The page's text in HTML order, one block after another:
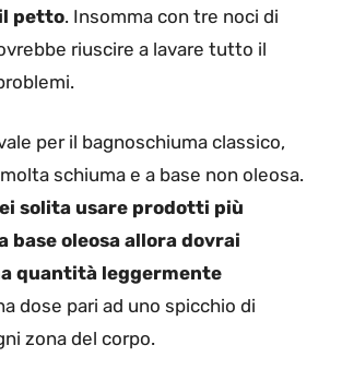
petto. Insomma con tre noci di
riuscire a lavare tutto il
per il bagnoschiuma classico,
schiuma e a base non oleosa.
solita usare prodotti più
base oleosa allora dovrai
quantità leggermente
dose pari ad uno spicchio di
zona del corpo.